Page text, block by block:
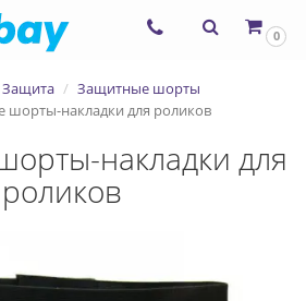
0
Защита
Защитные шорты
шорты-накладки для роликов
накладки для
роликов
×
ЯНДЕКС.МЕТРИКА и